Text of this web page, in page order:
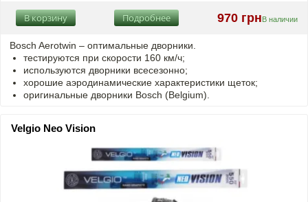
970 грн В наличии
Подробнее
В корзину
Bosch Aerotwin – оптимальные дворники.
тестируются при скорости 160 км/ч;
используются дворники всесезонно;
хорошие аэродинамические характеристики щеток;
оригинальные дворники Bosch (Belgium).
Velgio Neo Vision